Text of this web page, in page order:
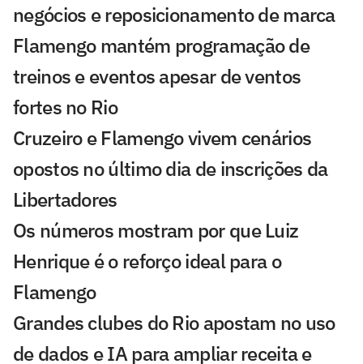
negócios e reposicionamento de marca
Flamengo mantém programação de
treinos e eventos apesar de ventos
fortes no Rio
Cruzeiro e Flamengo vivem cenários
opostos no último dia de inscrições da
Libertadores
Os números mostram por que Luiz
Henrique é o reforço ideal para o
Flamengo
Grandes clubes do Rio apostam no uso
de dados e IA para ampliar receita e